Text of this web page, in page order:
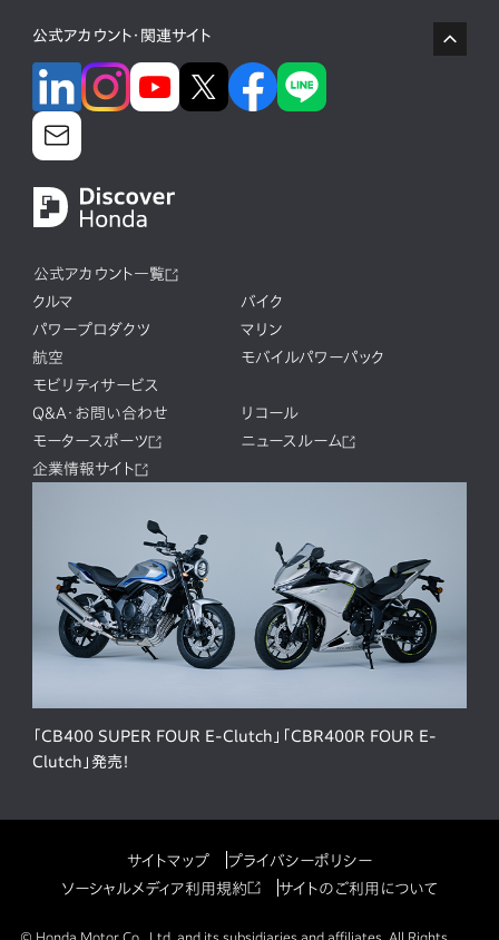
公式アカウント・関連サイト
公式アカウント一覧
クルマ
バイク
パワープロダクツ
マリン
航空
モバイルパワーパック
モビリティサービス
Q&A・お問い合わせ
リコール
モータースポーツ
ニュースルーム
企業情報サイト
「CB400 SUPER FOUR E-Clutch」「CBR400R FOUR E-
Clutch」発売！
サイトマップ
プライバシーポリシー
ソーシャルメディア利用規約
サイトのご利用について
© Honda Motor Co., Ltd. and its subsidiaries and affiliates. All Rights